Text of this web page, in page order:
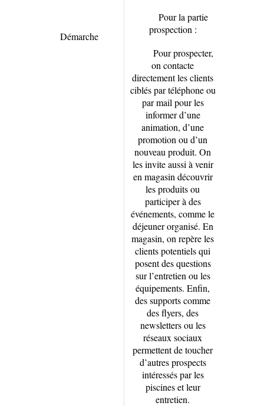
Démarche
Pour la partie
prospection :
Pour prospecter,
on contacte
directement les clients
ciblés par téléphone ou
par mail pour les
informer d’une
animation, d’une
promotion ou d’un
nouveau produit. On
les invite aussi à venir
en magasin découvrir
les produits ou
participer à des
événements, comme le
déjeuner organisé. En
magasin, on repère les
clients potentiels qui
posent des questions
sur l’entretien ou les
équipements. Enfin,
des supports comme
des flyers, des
newsletters ou les
réseaux sociaux
permettent de toucher
d’autres prospects
intéressés par les
piscines et leur
entretien.